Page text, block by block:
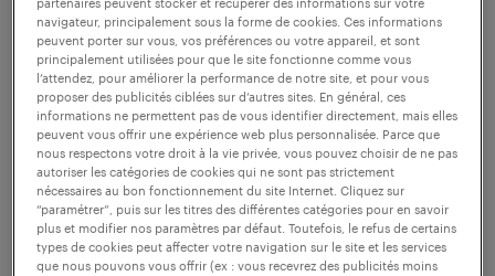
agent de production agroalimentaire
(f/h)
bécherel, ille-et-vilaine
intérim
12,39 € par heure
publié le 31 juillet 2026
navigateur, principalement sous la forme de cookies. Ces informations
peuvent porter sur vous, vos préférences ou votre appareil, et sont
principalement utilisées pour que le site fonctionne comme vous
l’attendez, pour améliorer la performance de notre site, et pour vous
proposer des publicités ciblées sur d’autres sites. En général, ces
informations ne permettent pas de vous identifier directement, mais elles
peuvent vous offrir une expérience web plus personnalisée. Parce que
nous respectons votre droit à la vie privée, vous pouvez choisir de ne pas
autoriser les catégories de cookies qui ne sont pas strictement
nécessaires au bon fonctionnement du site Internet. Cliquez sur
“paramétrer”, puis sur les titres des différentes catégories pour en savoir
plus et modifier nos paramètres par défaut. Toutefois, le refus de certains
types de cookies peut affecter votre navigation sur le site et les services
que nous pouvons vous offrir (ex : vous recevrez des publicités moins